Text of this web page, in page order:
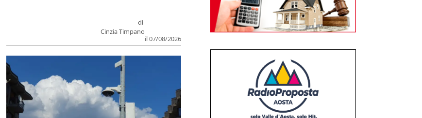
di
Cinzia Timpano
il 07/08/2026